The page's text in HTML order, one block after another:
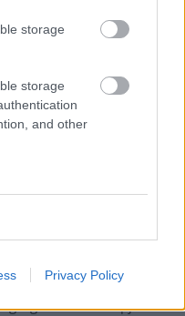
storage
storage
and other
Privacy Policy
egyeztetett a
vitték el a mezőtúri
változásokról döntött
visszakapják